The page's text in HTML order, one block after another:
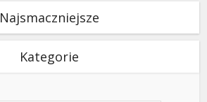
Najsmaczniejsze
Kategorie